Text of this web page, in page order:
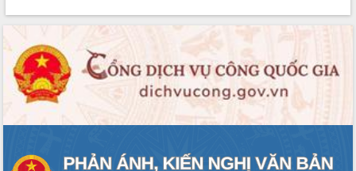
Minh
Lễ truy điệu và an táng hài cốt liệt sĩ
tại Nghĩa trang Liệt sĩ xã Sơn Hòa
Bàn giải pháp tháo gỡ khó khăn trong
xuất khẩu sầu riêng và triển khai quy
Thứ trưởng Bộ Nông nghiệp và Môi